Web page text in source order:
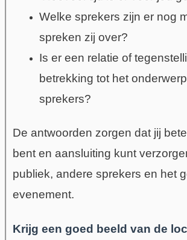
Welke sprekers zijn er nog
spreken zij over?
Is er een relatie of
betrekking tot het
sprekers?
De antwoorden zorgen dat jij
bent en aansluiting kunt
publiek, andere sprekers en het
evenement.
Krijg een goed beeld van de